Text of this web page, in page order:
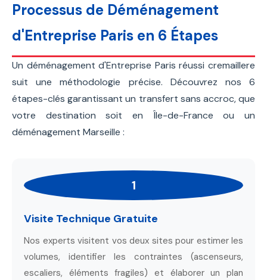
Processus de Déménagement
d'Entreprise Paris en 6 Étapes
Un déménagement d'Entreprise Paris réussi cremaillere
suit une méthodologie précise. Découvrez nos 6
étapes-clés garantissant un transfert sans accroc, que
votre destination soit en Île-de-France ou un
déménagement Marseille :
1
Visite Technique Gratuite
Nos experts visitent vos deux sites pour estimer les
volumes, identifier les contraintes (ascenseurs,
escaliers, éléments fragiles) et élaborer un plan